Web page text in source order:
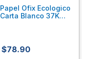
Papel Ofix Ecologico
Carta Blanco 37K
$78.90